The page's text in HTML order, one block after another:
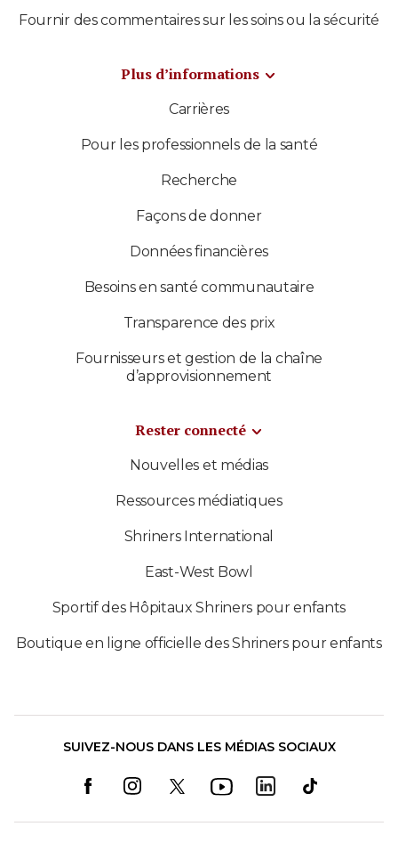
Fournir des commentaires sur les soins ou la sécurité
Plus d’informations
Carrières
Pour les professionnels de la santé
Recherche
Façons de donner
Données financières
Besoins en santé communautaire
Transparence des prix
Fournisseurs et gestion de la chaîne
d’approvisionnement
Rester connecté
Nouvelles et médias
Ressources médiatiques
Shriners International
East-West Bowl
Sportif des Hôpitaux Shriners pour enfants
Boutique en ligne officielle des Shriners pour enfants
SUIVEZ-NOUS DANS LES MÉDIAS SOCIAUX